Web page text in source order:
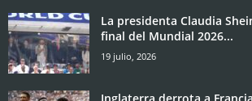
La presidenta Claudia
final del Mundial 2026...
19 julio, 2026
Inglaterra derrota a